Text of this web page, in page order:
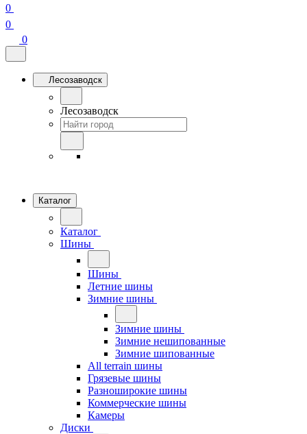
0
0
0
Лесозаводск
Лесозаводск
Каталог
Каталог
Шины
Шины
Летние шины
Зимние шины
Зимние шины
Зимние нешипованные
Зимние шипованные
All terrain шины
Грязевые шины
Разноширокие шины
Коммерческие шины
Камеры
Диски